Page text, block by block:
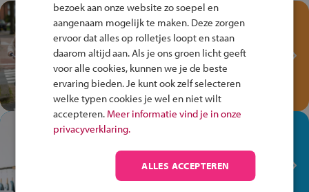
Test je kennis met het
Fiets Veilig
Verkeersspel!
Speel het Fiets Veilig Verkeersspel
en win een Cortina-fiets!
In de winkel ben je op je
plek!
Ontdek via het vmbo jouw talent
op de winkelvloer, waar elke dag
bezoek aan onze website zo soepel en
aangenaam mogelijk te maken. Deze zorgen
ervoor dat alles op rolletjes loopt en staan
daarom altijd aan. Als je ons groen licht geeft
voor alle cookies, kunnen we je de beste
ervaring bieden. Je kunt ook zelf selecteren
welke typen cookies je wel en niet wilt
accepteren. Meer informatie vind je in onze
privacyverklaring.
ALLES ACCEPTEREN